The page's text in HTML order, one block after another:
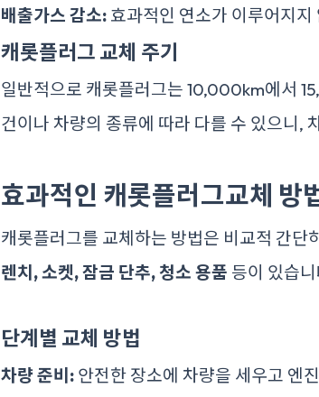
배출가스 감소: 효과적인 연소가 이루어지
캐롯플러그 교체 주기
일반적으로 캐롯플러그는 10,000km에서
건이나 차량의 종류에 따라 다를 수 있으니,
효과적인 캐롯플러그교체 방
캐롯플러그를 교체하는 방법은 비교적 간
렌치, 소켓, 잠금 단추, 청소 용품 등이 있습
단계별 교체 방법
차량 준비: 안전한 장소에 차량을 세우고 엔